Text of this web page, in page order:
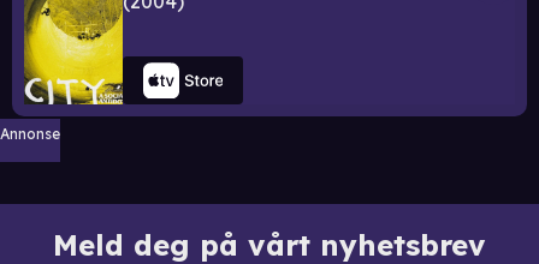
Annonse
Meld deg på vårt nyhetsbrev